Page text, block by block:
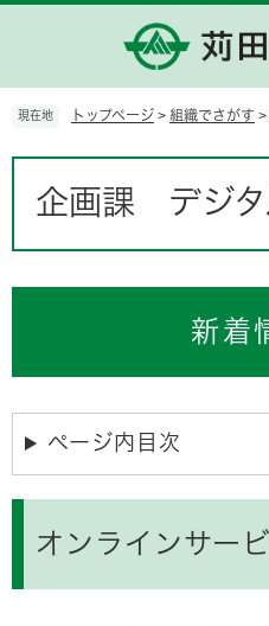
の
で
ー
ば
へ
現在地 トップページ > 組織でさがす >
企画課 デジタ
新着
ページ内目次
オンラインサー